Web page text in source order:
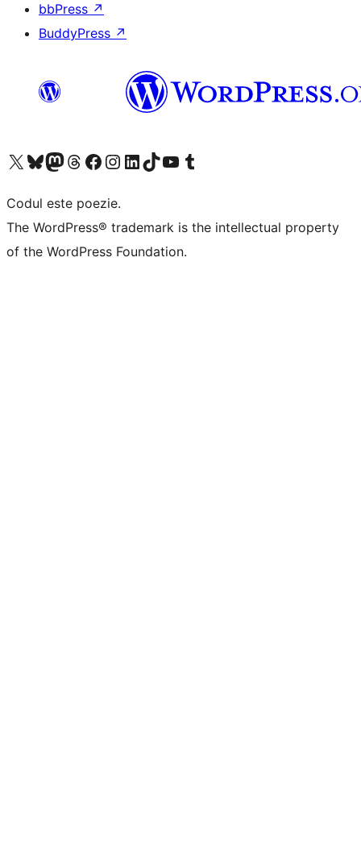
bbPress ↗
BuddyPress ↗
Mergi la contul nostru X (fost Twitter)
Vizitează contul nostru Bluesky
Vizitează contul nostru Mastodon
Vizitează contul nostru Threads
Vizitează pagina noastră Facebook
Vizitează-ne pe Instagram
Vizitează-ne pe LinkedIn
Vizitează contul nostru TikTok
Vizitează canalul nostru YouTube
Vizitează contul nostru Tumblr
Codul este poezie.
The WordPress® trademark is the intellectual property
of the WordPress Foundation.